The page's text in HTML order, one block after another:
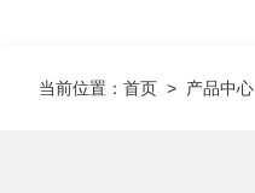
当前位置： 首页 > 产品中心